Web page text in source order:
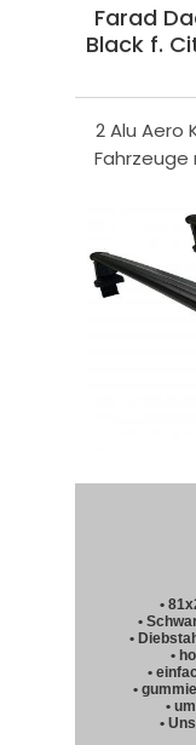
Farad
Black f.
2 Alu
Fahrzeuge
•
•
•
•
•
•
•
•